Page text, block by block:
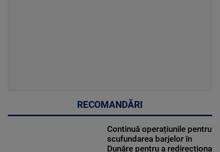
RECOMANDĂRI
Continuă operațiunile pentru
scufundarea barjelor în
Dunăre pentru a redirecționa